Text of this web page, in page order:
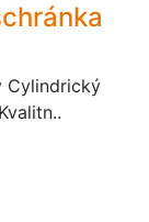
Cylindrický